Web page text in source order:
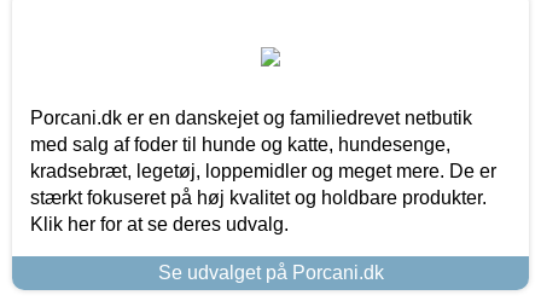
Porcani.dk er en danskejet og familiedrevet netbutik
med salg af foder til hunde og katte, hundesenge,
kradsebræt, legetøj, loppemidler og meget mere. De er
stærkt fokuseret på høj kvalitet og holdbare produkter.
Klik her for at se deres udvalg.
Se udvalget på Porcani.dk